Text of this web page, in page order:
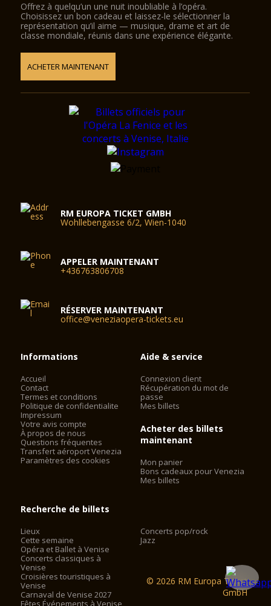
Offrez à quelqu’un une nuit inoubliable à l’opéra.
Choisissez un bon cadeau et laissez-le sélectionner la
représentation qu’il aime — musique, drame et art de
classe mondiale, réunis dans une expérience élégante.
ACHETER MAINTENANT
RM EUROPA TICKET GMBH
Wohllebengasse 6/2, Wien-1040
APPELER MAINTENANT
+436763806708
RÉSERVER MAINTENANT
office@veneziaopera-tickets.eu
Informations
Accueil
Contact
Termes et conditions
Politique de confidentialite
Impressum
Votre avis compte
À propos de nous
Questions fréquentes
Transfert aéroport Venezia
Paramètres des cookies
Aide & service
Connexion client
Récupération du mot de
passe
Mes billets
Acheter des billets
maintenant
Mon panier
Bons cadeaux pour Venezia
Mes billets
Recherche de billets
Lieux
Cette semaine
Opéra et Ballet à Venise
Concerts classiques à
Venise
Croisières touristiques à
Venise
Carnaval de Venise 2027
Fêtes Événements à Venise
Concerts pop/rock
Jazz
© 2026 RM Europa Ticket
GmbH